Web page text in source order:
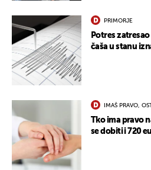
PRIMORJE
Potres
čaša u stanu
IMAŠ PRAVO,
Tko ima pravo
se dobiti i 720
UKLJUČITE